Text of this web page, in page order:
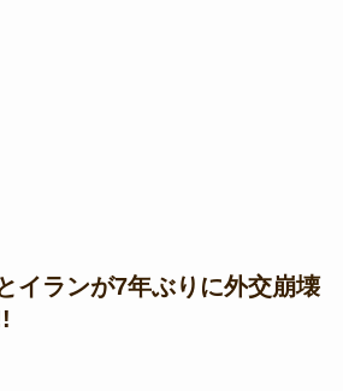
イランが7年ぶりに外交崩壊